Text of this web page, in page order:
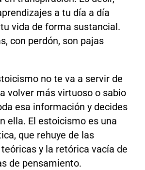
a tu día a día
vida de forma sustancial.
con perdón, son pajas
no te va a servir de
volver más virtuoso o sabio
esa información y decides
ella. El estoicismo es una
que rehuye de las
y la retórica vacía de
de pensamiento.